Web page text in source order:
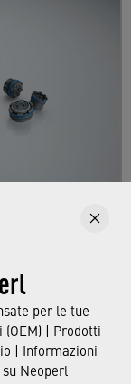
per le tue
| Prodotti
| Informazioni
Neoperl
con
dei